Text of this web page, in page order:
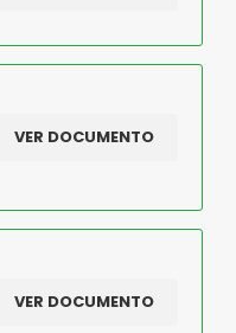
VER DOCUMENTO
VER DOCUMENTO